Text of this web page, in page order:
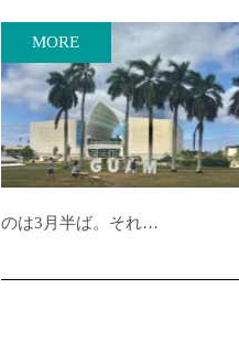
MORE
のは3月半ば。それ…